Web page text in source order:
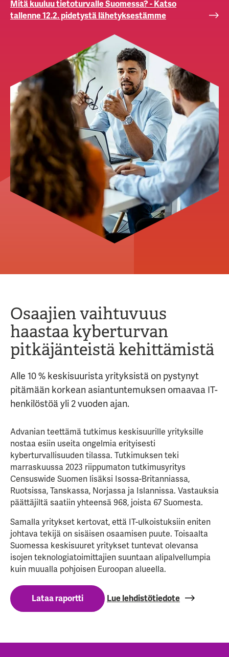
Mitä kuuluu tietoturvalle Suomessa? - Katso
tallenne 12.2. pidetystä lähetyksestämme
Osaajien vaihtuvuus
haastaa kyberturvan
pitkäjänteistä kehittämistä
Alle 10 % keskisuurista yrityksistä on pystynyt
pitämään korkean asiantuntemuksen omaavaa IT-
henkilöstöä yli 2 vuoden ajan.
Advanian teettämä tutkimus keskisuurille yrityksille
nostaa esiin useita ongelmia erityisesti
kyberturvallisuuden tilassa. Tutkimuksen teki
marraskuussa 2023 riippumaton tutkimusyritys
Censuswide Suomen lisäksi Isossa-Britanniassa,
Ruotsissa, Tanskassa, Norjassa ja Islannissa. Vastauksia
päättäjiltä saatiin yhteensä 968, joista 67 Suomesta.
Samalla yritykset kertovat, että IT-ulkoistuksiin eniten
johtava tekijä on sisäisen osaamisen puute. Toisaalta
Suomessa keskisuuret yritykset tuntevat olevansa
isojen teknologiatoimittajien suuntaan alipalvellumpia
kuin muualla pohjoisen Euroopan alueella.
Lataa raportti Lue lehdistötiedote